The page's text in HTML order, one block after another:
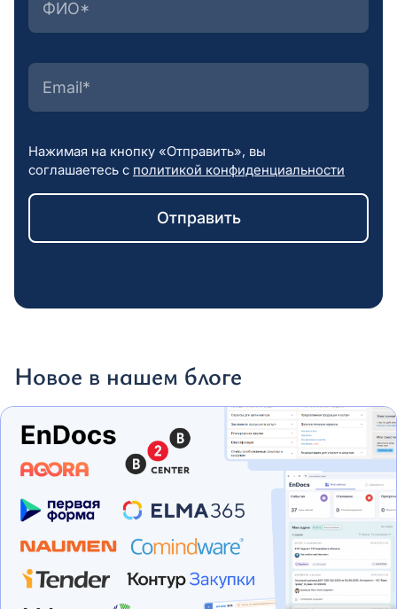
Нажимая на кнопку «Отправить», вы
соглашаетесь с политикой конфиденциальности
Новое в нашем блоге